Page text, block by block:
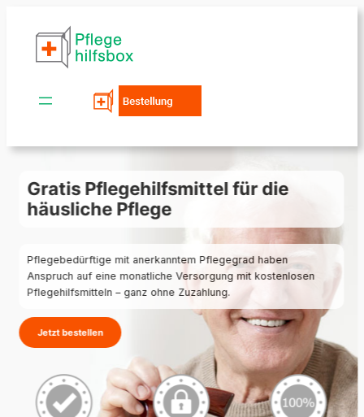
Inhalt
springen
Gratis Pflegehilfsmittel für die
häusliche Pflege
Pflegebedürftige mit anerkanntem Pflegegrad haben
Anspruch auf eine monatliche Versorgung mit kostenlosen
Pflegehilfsmitteln – ganz ohne Zuzahlung.
Jetzt bestellen